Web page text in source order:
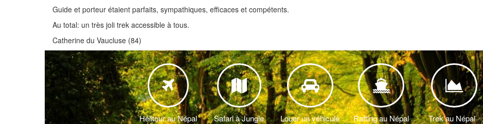
Trekking dans la région du Mustang
Trekking dans la région du Manaslu
Circuits culturelles au Népal
Trekking hors des sentiers battus
Ascension de Sommets
Guide et porteur étaient parfaits, sympathiques, efficaces et compétents.
Au total: un très joli trek accessible à tous.
Catherine du Vaucluse (84)
Hélitour au Népal Safari à Jungle Louer un véhicule Rafting au Népal
<
Trek au Népal